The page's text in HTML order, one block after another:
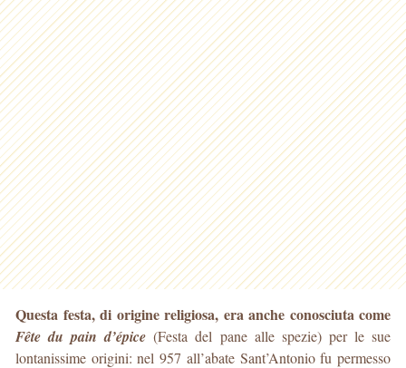
Questa festa, di origine religiosa, era anche conosciuta come
Fête du pain d’épice (Festa del pane alle spezie) per le sue
lontanissime origini: nel 957 all’abate Sant’Antonio fu permesso